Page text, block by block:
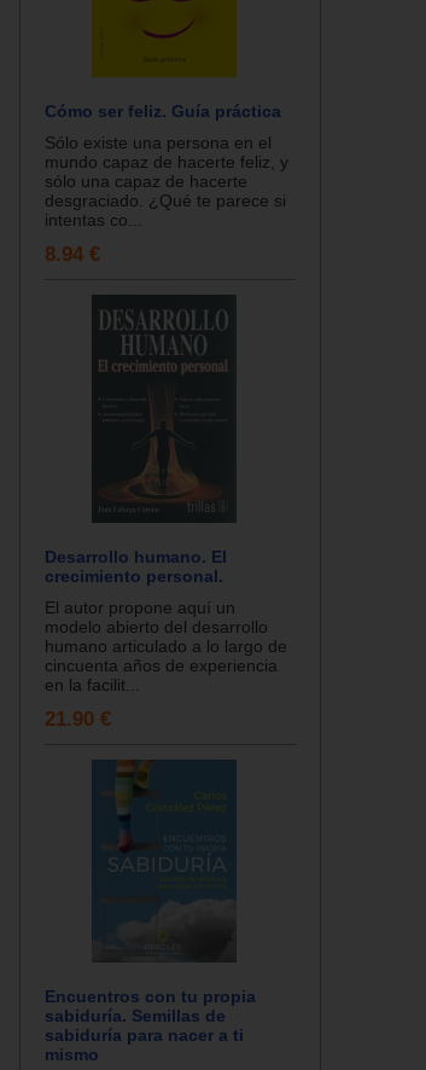
Cómo ser feliz. Guía práctica
Sólo existe una persona en el
mundo capaz de hacerte feliz, y
sólo una capaz de hacerte
desgraciado. ¿Qué te parece si
intentas co...
8.94 €
Desarrollo humano. El
crecimiento personal.
El autor propone aquí un
modelo abierto del desarrollo
humano articulado a lo largo de
cincuenta años de experiencia
en la facilit...
21.90 €
Encuentros con tu propia
sabiduría. Semillas de
sabiduría para nacer a ti
mismo